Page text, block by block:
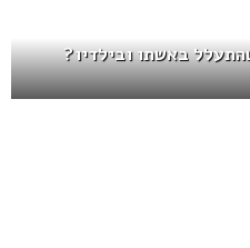
באשתו ובילדיו?